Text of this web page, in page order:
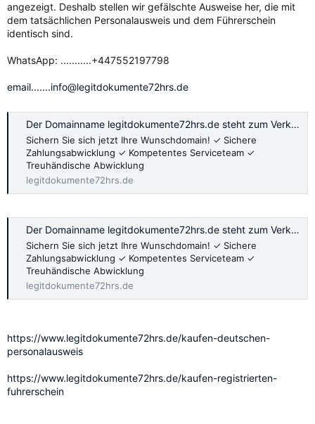
angezeigt. Deshalb stellen wir gefälschte Ausweise her, die mit
dem tatsächlichen Personalausweis und dem Führerschein
identisch sind.
WhatsApp: ...........+447552197798
email.......info@legitdokumente72hrs.de
Der Domainname legitdokumente72hrs.de steht zum Verkauf.
Sichern Sie sich jetzt Ihre Wunschdomain! ✓ Sichere
Zahlungsabwicklung ✓ Kompetentes Serviceteam ✓
Treuhändische Abwicklung
legitdokumente72hrs.de
Der Domainname legitdokumente72hrs.de steht zum Verkauf.
Sichern Sie sich jetzt Ihre Wunschdomain! ✓ Sichere
Zahlungsabwicklung ✓ Kompetentes Serviceteam ✓
Treuhändische Abwicklung
legitdokumente72hrs.de
https://www.legitdokumente72hrs.de/kaufen-deutschen-
personalausweis
https://www.legitdokumente72hrs.de/kaufen-registrierten-
fuhrerschein